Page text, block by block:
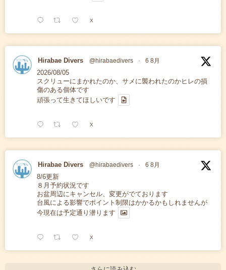
X
Hirabae Divers @hirabaedivers · 6 8月
2026/08/05
スクリューにまかれたのか、サメに襲われたのかヒレの損
傷のある個体です
頑張って生きてほしいです
X
Hirabae Divers @hirabaedivers · 6 8月
8/6更新
８月予約状況です
お盆周辺にキャンセル、変更がでております
台風による影響でポイント制限はかかるかもしれませんが
今現在は予定通り潜ります
X